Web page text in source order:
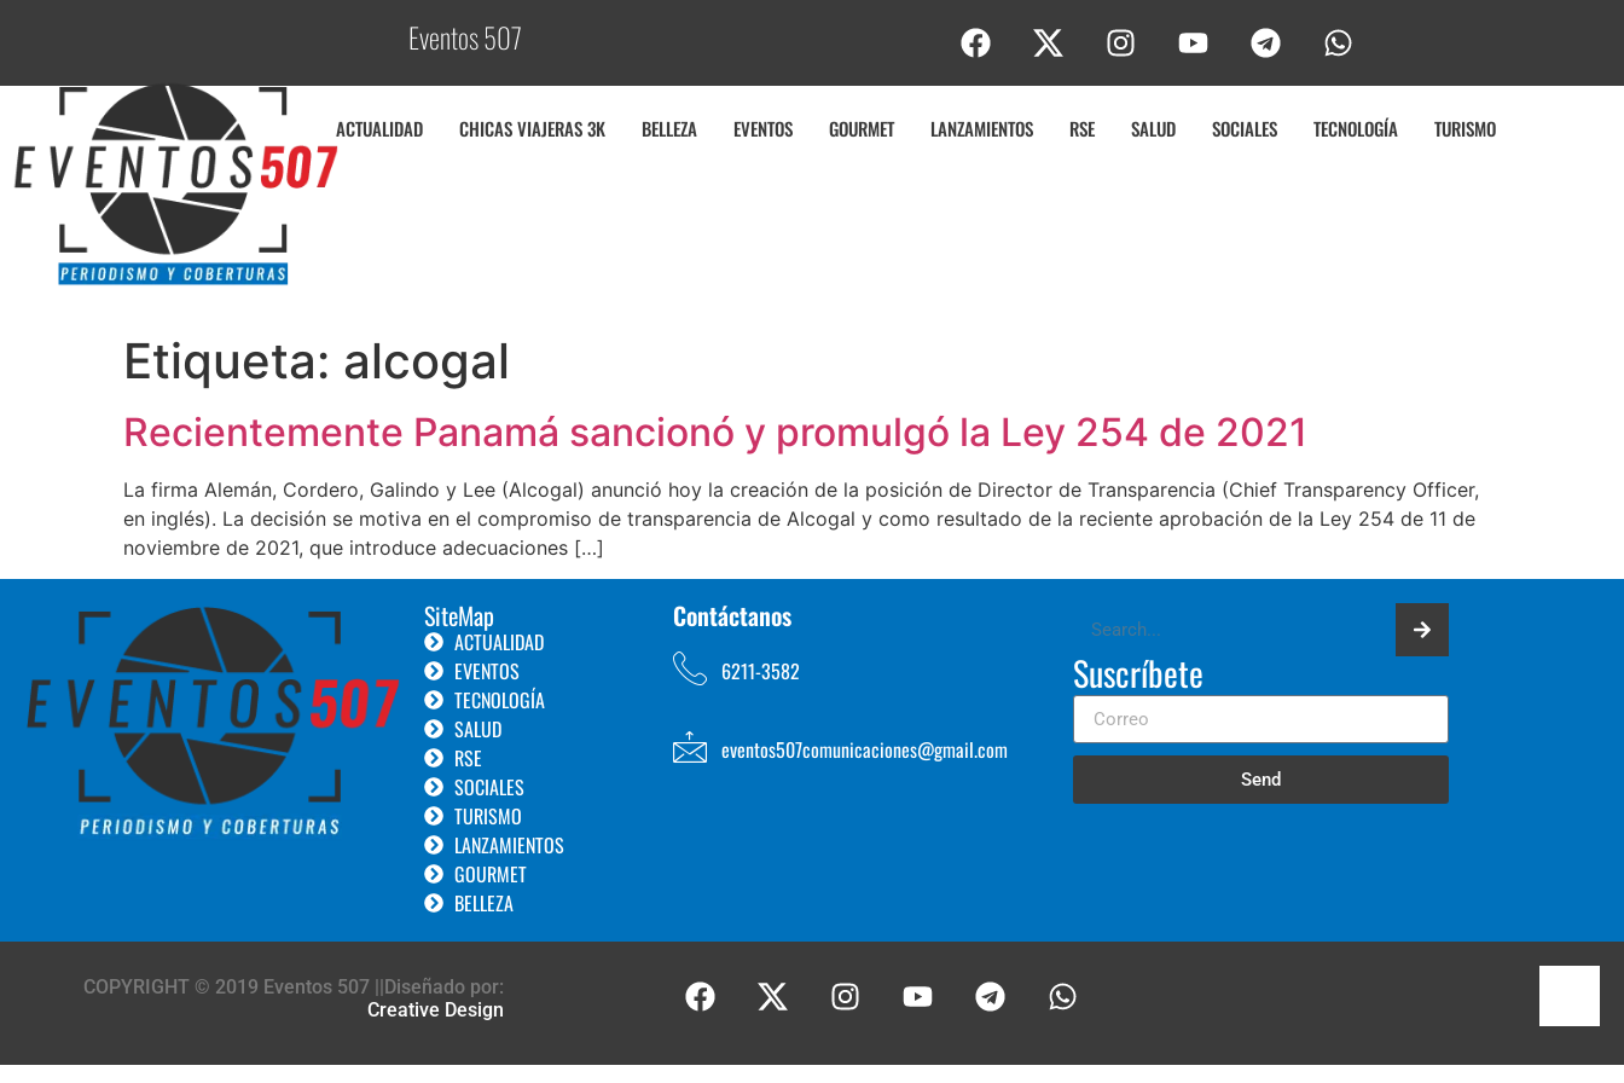
Eventos 507
ACTUALIDAD CHICAS VIAJERAS 3K BELLEZA EVENTOS GOURMET LANZAMIENTOS RSE SALUD SOCIALES TECNOLOGÍA TURISMO
Etiqueta: alcogal
Recientemente Panamá sancionó y promulgó la Ley 254 de 2021
La firma Alemán, Cordero, Galindo y Lee (Alcogal) anunció hoy la creación de la posición de Director de Transparencia (Chief Transparency Officer,
en inglés). La decisión se motiva en el compromiso de transparencia de Alcogal y como resultado de la reciente aprobación de la Ley 254 de 11 de
noviembre de 2021, que introduce adecuaciones […]
SiteMap
ACTUALIDAD
EVENTOS
TECNOLOGÍA
SALUD
RSE
SOCIALES
TURISMO
LANZAMIENTOS
GOURMET
BELLEZA
Contáctanos
6211-3582
eventos507comunicaciones@gmail.com
Suscríbete
Send
COPYRIGHT © 2019 Eventos 507 ||Diseñado por:
Creative Design